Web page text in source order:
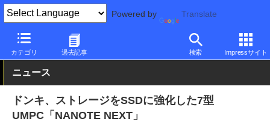
Powered by Translate
カテゴリ 過去記事 検索 Impressサイト
PC Watch パソコン/タブレット/スマートフォン その他
ニュース
ドンキ、ストレージをSSDに強化した7型
UMPC「NANOTE NEXT」